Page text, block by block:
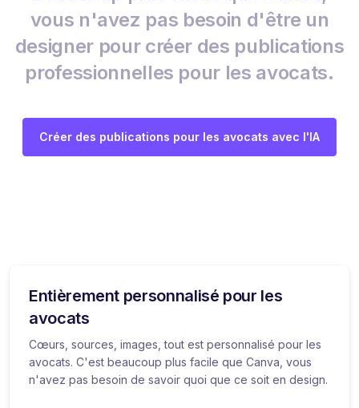
vous n'avez pas besoin d'être un
designer pour créer des publications
professionnelles pour les avocats.
Créer des publications pour les avocats avec l'IA
Entièrement personnalisé pour les
avocats
Cœurs, sources, images, tout est personnalisé pour les
avocats. C'est beaucoup plus facile que Canva, vous
n'avez pas besoin de savoir quoi que ce soit en design.